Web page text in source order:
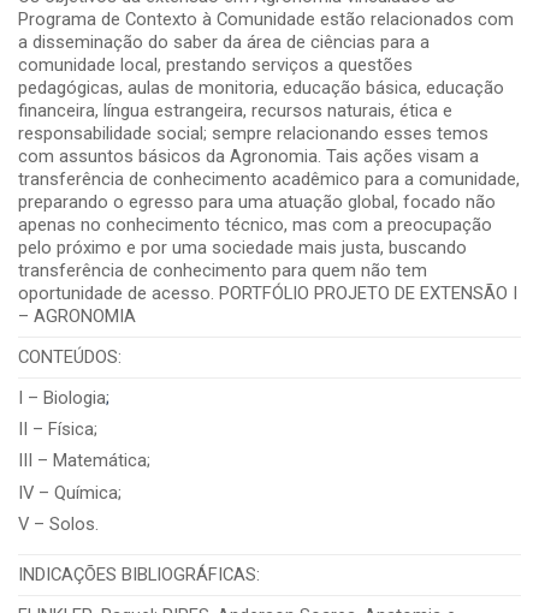
Programa de Contexto à Comunidade estão relacionados com
a disseminação do saber da área de ciências para a
comunidade local, prestando serviços a questões
pedagógicas, aulas de monitoria, educação básica, educação
financeira, língua estrangeira, recursos naturais, ética e
responsabilidade social; sempre relacionando esses temos
com assuntos básicos da Agronomia. Tais ações visam a
transferência de conhecimento acadêmico para a comunidade,
preparando o egresso para uma atuação global, focado não
apenas no conhecimento técnico, mas com a preocupação
pelo próximo e por uma sociedade mais justa, buscando
transferência de conhecimento para quem não tem
oportunidade de acesso. PORTFÓLIO PROJETO DE EXTENSÃO I
– AGRONOMIA
CONTEÚDOS:
I – Biologia;
II – Física;
III – Matemática;
IV – Química;
V – Solos.
INDICAÇÕES BIBLIOGRÁFICAS: